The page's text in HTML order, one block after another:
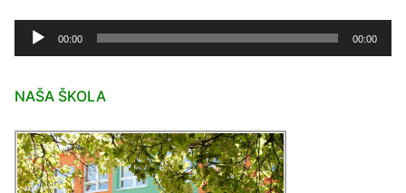
Audio
prehrávač
00:00 00:00
NAŠA ŠKOLA